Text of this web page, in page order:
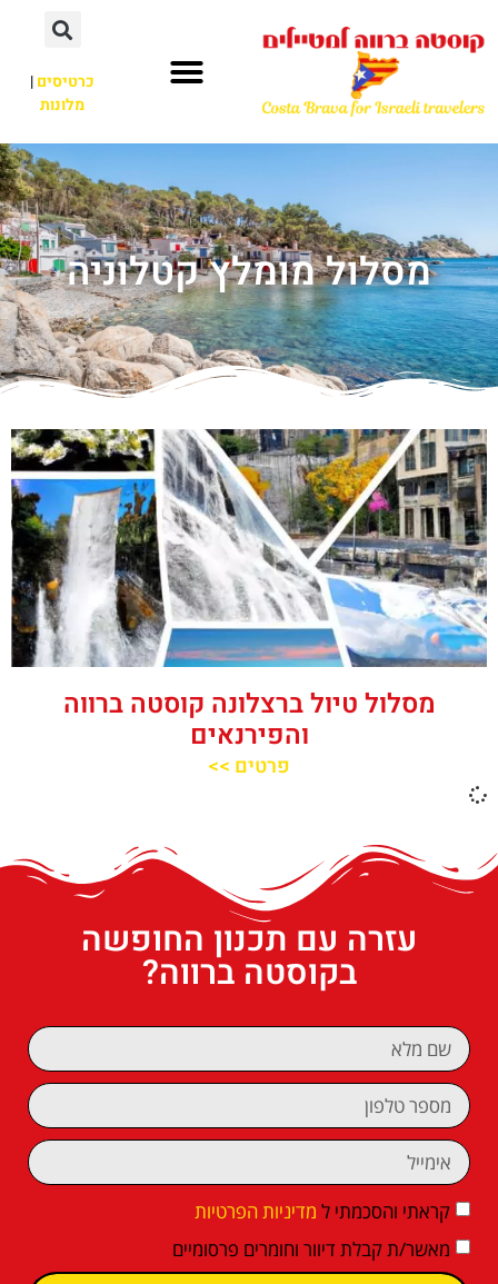
כרטיסים|
מלונות
מסלול מומלץ קטלוניה
מסלול טיול ברצלונה קוסטה ברווה
והפירנאים
פרטים >>
עזרה עם תכנון החופשה
בקוסטה ברווה?
קראתי והסכמתי ל מדיניות הפרטיות
מאשר/ת קבלת דיוור וחומרים פרסומיים